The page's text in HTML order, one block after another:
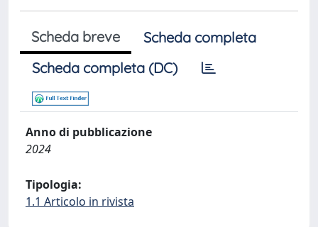
Scheda breve
Scheda completa
Scheda completa (DC)
Anno di pubblicazione
2024
Tipologia:
1.1 Articolo in rivista